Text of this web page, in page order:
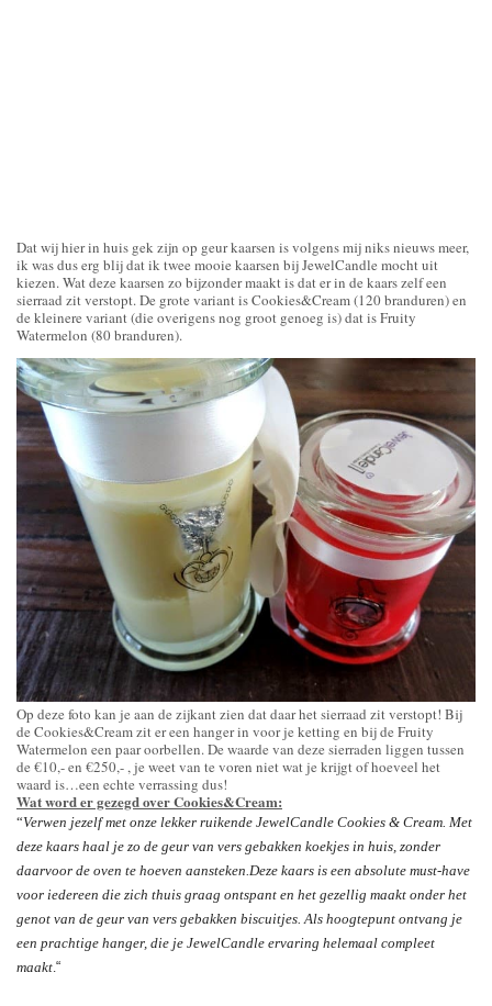
Dat wij hier in huis gek zijn op geur kaarsen is volgens mij niks nieuws meer,
ik was dus erg blij dat ik twee mooie kaarsen bij JewelCandle mocht uit
kiezen. Wat deze kaarsen zo bijzonder maakt is dat er in de kaars zelf een
sierraad zit verstopt. De grote variant is Cookies&Cream (120 branduren) en
de kleinere variant (die overigens nog groot genoeg is) dat is Fruity
Watermelon (80 branduren).
Op deze foto kan je aan de zijkant zien dat daar het sierraad zit verstopt! Bij
de Cookies&Cream zit er een hanger in voor je ketting en bij de Fruity
Watermelon een paar oorbellen. De waarde van deze sierraden liggen tussen
de €10,- en €250,- , je weet van te voren niet wat je krijgt of hoeveel het
waard is…een echte verrassing dus!
Wat word er gezegd over Cookies&Cream:
“Verwen jezelf met onze lekker ruikende JewelCandle Cookies & Cream. Met
deze kaars haal je zo de geur van vers gebakken koekjes in huis, zonder
daarvoor de oven te hoeven aansteken.Deze kaars is een absolute must-have
voor iedereen die zich thuis graag ontspant en het gezellig maakt onder het
genot van de geur van vers gebakken biscuitjes. Als hoogtepunt ontvang je
een prachtige hanger, die je JewelCandle ervaring helemaal compleet
maakt.“